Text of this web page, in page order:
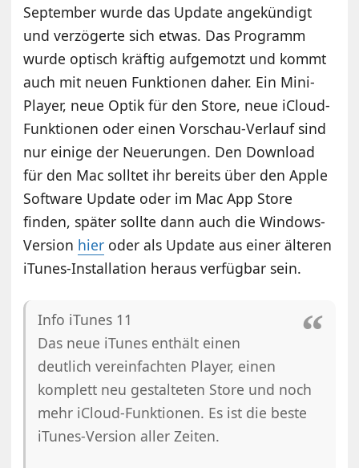
September wurde das Update angekündigt
und verzögerte sich etwas. Das Programm
wurde optisch kräftig aufgemotzt und kommt
auch mit neuen Funktionen daher. Ein Mini-
Player, neue Optik für den Store, neue iCloud-
Funktionen oder einen Vorschau-Verlauf sind
nur einige der Neuerungen. Den Download
für den Mac solltet ihr bereits über den Apple
Software Update oder im Mac App Store
finden, später sollte dann auch die Windows-
Version hier oder als Update aus einer älteren
iTunes-Installation heraus verfügbar sein.
Info iTunes 11
Das neue iTunes enthält einen
deutlich vereinfachten Player, einen
komplett neu gestalteten Store und noch
mehr iCloud-Funktionen. Es ist die beste
iTunes-Version aller Zeiten.